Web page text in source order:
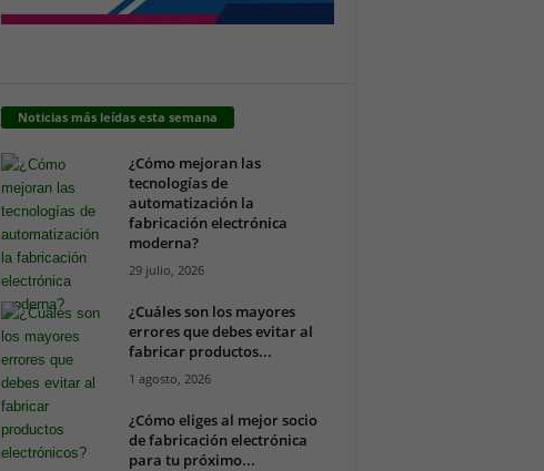
Noticias más leídas esta semana
¿Cómo mejoran las
tecnologías de
automatización la
fabricación electrónica
moderna?
29 julio, 2026
¿Cuáles son los mayores
errores que debes evitar al
fabricar productos...
1 agosto, 2026
¿Cómo eliges al mejor socio
de fabricación electrónica
para tu próximo...